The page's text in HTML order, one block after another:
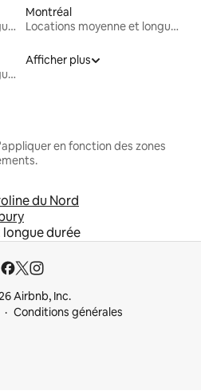
Locations moyenne et longue durée
Montréal
Locations moyenne et longue durée
Locations moyenne et longue durée
Afficher plus
en fonction des zones
du Nord
durée
Airbnb, Inc.
Conditions générales